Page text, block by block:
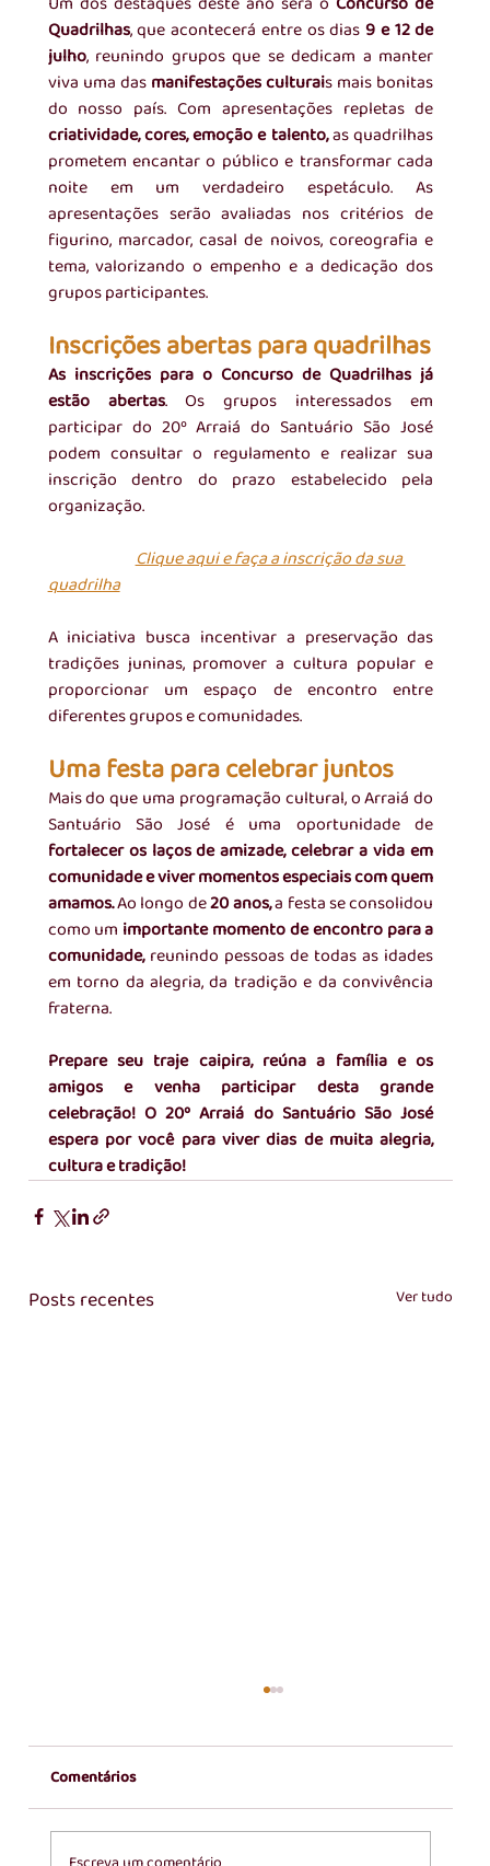
Quadrilhas, que acontecerá entre os dias 9 e 12 de
julho, reunindo grupos que se dedicam a manter
viva uma das manifestações culturais mais bonitas
criatividade, cores, emoção e talento, as quadrilhas
prometem encantar o público e transformar cada
noite em um verdadeiro espetáculo. As
apresentações serão avaliadas nos critérios de
figurino, marcador, casal de noivos, coreografia e
tema, valorizando o empenho e a dedicação dos
grupos participantes.
Inscrições abertas para quadrilhas
As inscrições para o Concurso de Quadrilhas já
estão abertas. Os grupos interessados em
participar do 20º Arraiá do Santuário São José
podem consultar o regulamento e realizar sua
inscrição dentro do prazo estabelecido pela
organização.
Clique aqui e faça a inscrição da sua
quadrilha
A iniciativa busca incentivar a preservação das
tradições juninas, promover a cultura popular e
proporcionar um espaço de encontro entre
diferentes grupos e comunidades.
Uma festa para celebrar juntos
Mais do que uma programação cultural, o Arraiá do
fortalecer os laços de amizade, celebrar a vida em
comunidade e viver momentos especiais com quem
amamos. Ao longo de 20 anos, a festa se consolidou
como um importante momento de encontro para a
comunidade, reunindo pessoas de todas as idades
em torno da alegria, da tradição e da convivência
fraterna.
Prepare seu traje caipira, reúna a família e os
amigos e venha participar desta grande
celebração! O 20º Arraiá do Santuário São José
espera por você para viver dias de muita alegria,
cultura e tradição!
Posts recentes Ver tudo
Comentários